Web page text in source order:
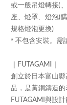
或一般吊燈轉接)
座、燈罩、燈泡(
規格燈泡更換)
* 不包含安裝。需
｜ FUTAGAMI
｜
創立於日本富山
品，是黃銅鑄造
FUTAGAMI 與設